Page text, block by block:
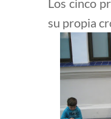
su propia